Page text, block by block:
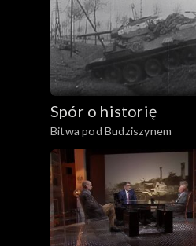
Spór o historię
Bitwa pod Budziszynem